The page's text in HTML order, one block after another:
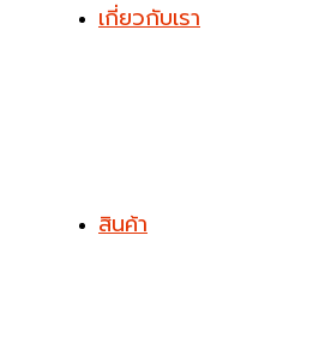
เกี่ยวกับเรา
สินค้า